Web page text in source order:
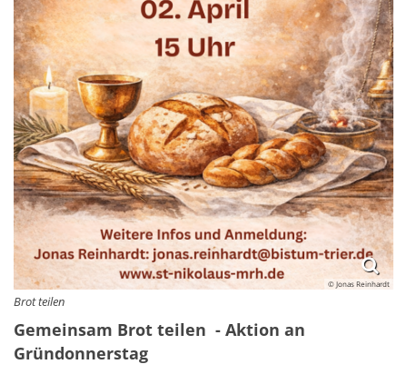
© Jonas Reinhardt
Brot teilen
Gemeinsam Brot teilen - Aktion an
Gründonnerstag